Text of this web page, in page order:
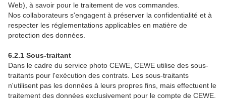
Web), à savoir pour le traitement de vos commandes.
Nos collaborateurs s'engagent à préserver la confidentialité et à
respecter les réglementations applicables en matière de
protection des données.
6.2.1 Sous-traitant
Dans le cadre du service photo CEWE, CEWE utilise des sous-
traitants pour l'exécution des contrats. Les sous-traitants
n'utilisent pas les données à leurs propres fins, mais effectuent le
traitement des données exclusivement pour le compte de CEWE.